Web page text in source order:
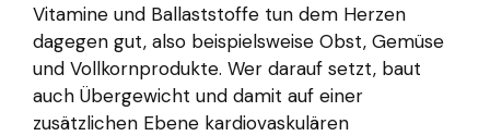
Vitamine und Ballaststoffe tun dem Herzen
dagegen gut, also beispielsweise Obst, Gemüse
und Vollkornprodukte. Wer darauf setzt, baut
auch Übergewicht und damit auf einer
zusätzlichen Ebene kardiovaskulären